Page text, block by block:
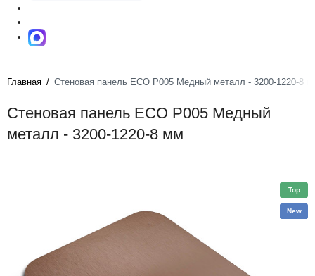
Главная Стеновая панель ECO P005 Медный металл - 3200-1220-8
Стеновая панель ECO P005 Медный
металл - 3200-1220-8 мм
Top
New